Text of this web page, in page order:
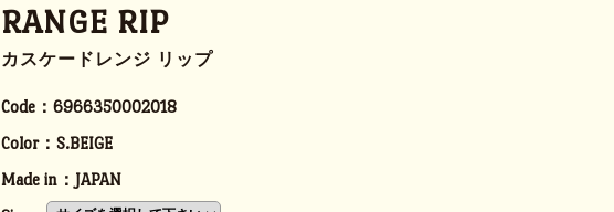
RANGE RIP
カスケードレンジ リップ
Code： 6966350002018
Color： S.BEIGE
Made in： JAPAN